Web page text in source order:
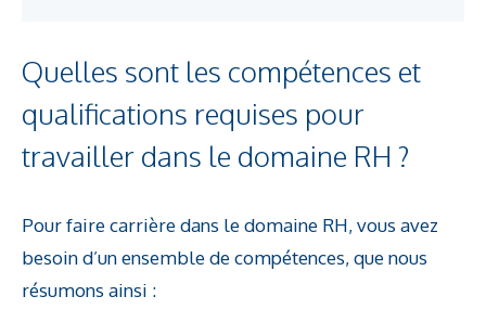
Quelles sont les compétences et
qualifications requises pour
travailler dans le domaine RH ?
Pour faire carrière dans le domaine RH, vous avez
besoin d’un ensemble de compétences, que nous
résumons ainsi :